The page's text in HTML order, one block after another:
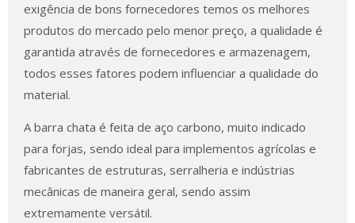
exigência de bons fornecedores temos os melhores
produtos do mercado pelo menor preço, a qualidade é
garantida através de fornecedores e armazenagem,
todos esses fatores podem influenciar a qualidade do
material.
A barra chata é feita de aço carbono, muito indicado
para forjas, sendo ideal para implementos agrícolas e
fabricantes de estruturas, serralheria e indústrias
mecânicas de maneira geral, sendo assim
extremamente versátil.